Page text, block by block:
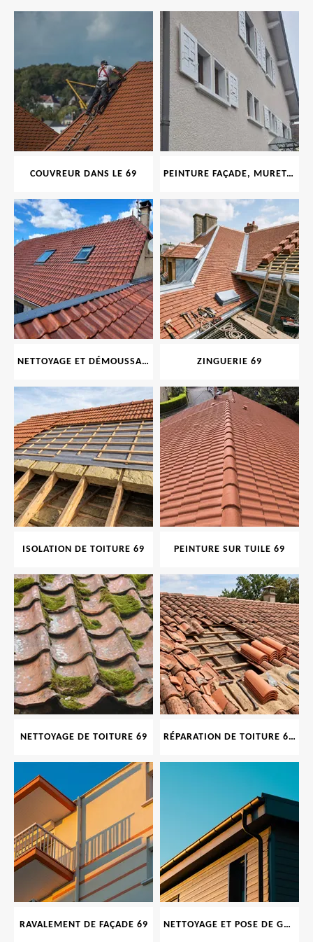
COUVREUR DANS LE 69 PEINTURE FAÇADE, MURET, TOITURE, BOISERIE, FERRONERIE, GOUTTIÈRE 69
NETTOYAGE ET DÉMOUSSAGE DE TOITURE ET FAÇADE 69 ZINGUERIE 69
ISOLATION DE TOITURE 69 PEINTURE SUR TUILE 69
NETTOYAGE DE TOITURE 69 RÉPARATION DE TOITURE 69 RHONE, TUILES CASSÉES OU ABIMÉES
RAVALEMENT DE FAÇADE 69 NETTOYAGE ET POSE DE GOUTTIÈRE 69